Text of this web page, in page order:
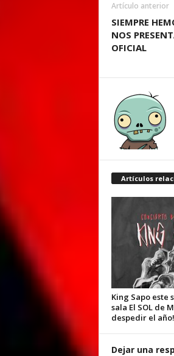
Artículo anterior
SIEMPRE
NOS
OFICIAL
Artículos
King Sapo este
sala El SOL de
despedir el
Dejar una